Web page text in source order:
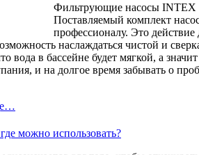
Фильтрующие насосы INTEX
Поставляемый комплект
профессионалу. Это
наслаждаться чистой и
вода в бассейне будет мягкой, а
и на долгое время забывать о